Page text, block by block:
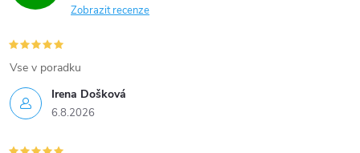
Zobrazit recenze
Irena Došková
6.8.2026
Vse v poradku